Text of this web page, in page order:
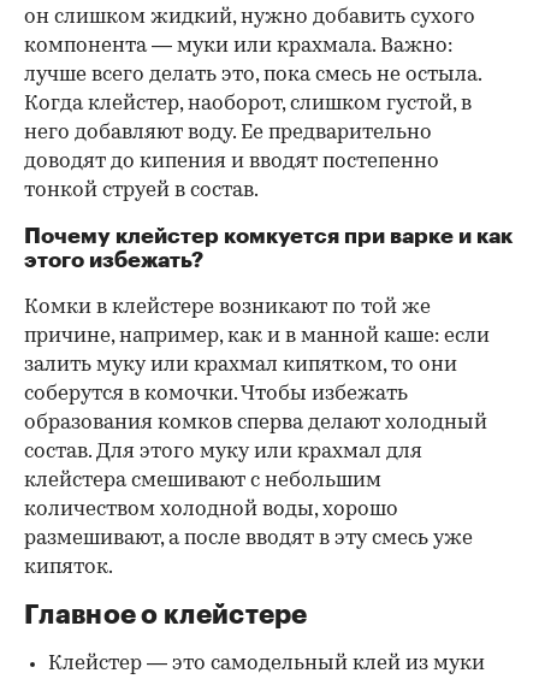
он слишком жидкий, нужно добавить сухого
компонента — муки или крахмала. Важно:
лучше всего делать это, пока смесь не остыла.
Когда клейстер, наоборот, слишком густой, в
него добавляют воду. Ее предварительно
доводят до кипения и вводят постепенно
тонкой струей в состав.
Почему клейстер комкуется при варке и как
этого избежать?
Комки в клейстере возникают по той же
причине, например, как и в манной каше: если
залить муку или крахмал кипятком, то они
соберутся в комочки. Чтобы избежать
образования комков сперва делают холодный
состав. Для этого муку или крахмал для
клейстера смешивают с небольшим
количеством холодной воды, хорошо
размешивают, а после вводят в эту смесь уже
кипяток.
Главное о клейстере
Клейстер — это самодельный клей из муки